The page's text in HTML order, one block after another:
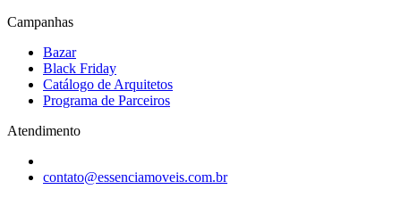
Campanhas
Bazar
Black Friday
Catálogo de Arquitetos
Programa de Parceiros
Atendimento
contato@essenciamoveis.com.br